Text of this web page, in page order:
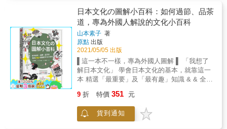
列舉服飾、遊樂、學習、藝能等兩百五十多類
職種，配合近五百張圖片。 ★ 五大主題，資料
豐富，包括服裝時尚、公卿與武家的服裝、學
習競技、遊戲娛樂、藝能展演等範疇中，究竟
有哪些從業人員！ & 媒體推薦 & 不遠的將來，
許多工作都會被AI取代。勞動人口中大概會有
半數以上都失去工作，這種情況應該令許多人
惶惶不安。不過，如果讀過這本書，就會了
梗、宅男梗、萬梗齊發， 在胡說八道的冷笑話
當中，還是能一本正經的話說從頭， 帶你看懂
每個日本「○○之日」的由來，一起歡樂長知
識、聊微歷史！
日本文化の圖解小百科：如何過節、品茶
道，專為外國人解說的文化小百科
山本素子 著
原點 出版
2021/05/05 出版
▌這一本不一樣，專為外國人圖解 ▌ 「我想了
解日本文化」 學會日本文化的基本，就靠這一
本 精選「最重要」及「最有趣」知識 & & 全面
解決旅行日本最常遇到的文化難題！ ●圖解●
歌舞伎∣能樂∣茶道∣香道∣書法∣陶藝∣漆器∣和紙∣ 浮
世繪∣日式庭園∣日本新年∣盂蘭盆會∣合氣道∣榻榻
9 折 特價 351 元
貨到通知